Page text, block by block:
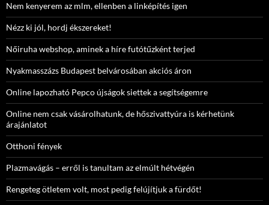
Nem kenyerem az mlm, ellenben a linképítés igen
Nézz ki jól, hordj ékszereket!
Nőiruha webshop, aminek a híre futótűzként terjed
Nyakmasszázs Budapest belvárosában akciós áron
Online lapozható Pepco újságok siettek a segítségemre
Online nem csak vásárolhatunk, de hőszivattyúra is kérhetünk
árajánlatot
Otthoni fények
Plazmavágás – erről is tanultam az elmúlt hétvégén
Rengeteg ötletem volt, most pedig felújítjuk a fürdőt!